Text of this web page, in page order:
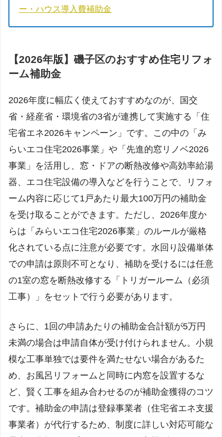
ー・ハウス導入費補助金
【2026年版】磯子区のおすすめ住宅リフォ
ーム補助金
2026年度に幅広く使えておすすめなのが、国交
省・経産省・環境省の3省が連携して実施する「住
宅省エネ2026キャンペーン」です。この中の「み
らいエコ住宅2026事業」や「先進的窓リノベ2026
事業」を活用し、窓・ドアの断熱改修や高効率給湯
器、エコ住宅設備の導入などを行うことで、リフォ
ーム内容に応じて1戸あたり最大100万円の補助金
を受け取ることができます。ただし、2026年度か
らは「みらいエコ住宅2026事業」のルールが厳格
化されている点に注意が必要です。水回り設備単体
での申請は原則不可となり、補助を受けるには任意
の1室の窓を断熱改修する「トリガールーム（必須
工事）」をセットで行う必要があります。
さらに、1回の申請あたりの補助金合計額が5万円
未満の場合は申請自体が受け付けられません。小規
模な工事単独では要件を満たせない場合があるた
め、お風呂リフォームと同時に内窓を設置するな
ど、賢く工事を組み合わせるのが補助金獲得のコツ
です。補助金の申請は登録事業者（住宅省エネ支援
事業者）が代行するため、制度に詳しい対応可能な